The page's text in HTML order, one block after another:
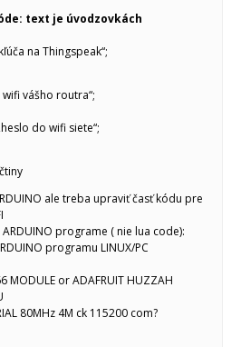
text je úvodzovkách
na Thingspeak“;
vášho routra“;
do wifi siete“;
ale treba upraviť časť kódu pre
ARDUINO programe ( nie lua code):
programu LINUX/PC
MODULE or ADAFRUIT HUZZAH
80MHz 4M ck 115200 com?